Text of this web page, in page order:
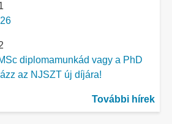
diplomamunkád vagy a PhD
az NJSZT új díjára!
További hírek